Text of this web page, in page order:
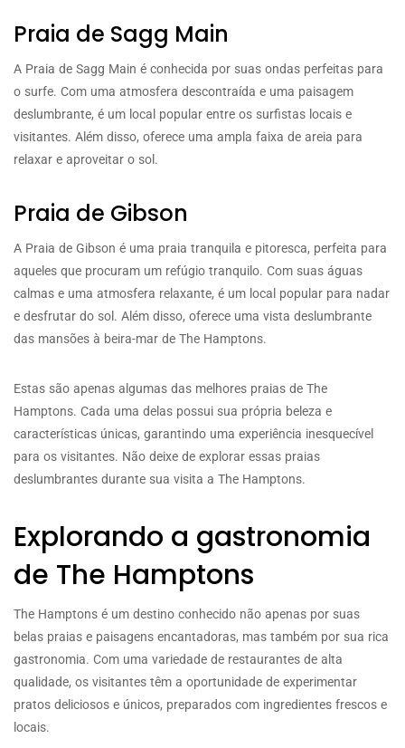
Praia de Sagg Main
A Praia de Sagg Main é conhecida por suas ondas perfeitas para
o surfe. Com uma atmosfera descontraída e uma paisagem
deslumbrante, é um local popular entre os surfistas locais e
visitantes. Além disso, oferece uma ampla faixa de areia para
relaxar e aproveitar o sol.
Praia de Gibson
A Praia de Gibson é uma praia tranquila e pitoresca, perfeita para
aqueles que procuram um refúgio tranquilo. Com suas águas
calmas e uma atmosfera relaxante, é um local popular para nadar
e desfrutar do sol. Além disso, oferece uma vista deslumbrante
das mansões à beira-mar de The Hamptons.
Estas são apenas algumas das melhores praias de The
Hamptons. Cada uma delas possui sua própria beleza e
características únicas, garantindo uma experiência inesquecível
para os visitantes. Não deixe de explorar essas praias
deslumbrantes durante sua visita a The Hamptons.
Explorando a gastronomia
de The Hamptons
The Hamptons é um destino conhecido não apenas por suas
belas praias e paisagens encantadoras, mas também por sua rica
gastronomia. Com uma variedade de restaurantes de alta
qualidade, os visitantes têm a oportunidade de experimentar
pratos deliciosos e únicos, preparados com ingredientes frescos e
locais.